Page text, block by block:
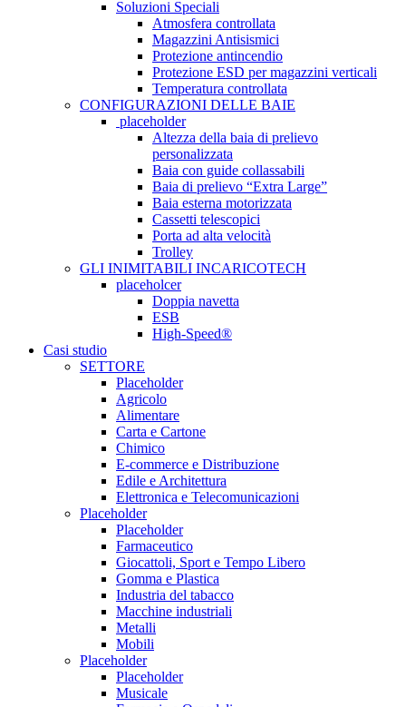
Soluzioni Speciali
Atmosfera controllata
Magazzini Antisismici
Protezione antincendio
Protezione ESD per magazzini verticali
Temperatura controllata
CONFIGURAZIONI DELLE BAIE
placeholder
Altezza della baia di prelievo
personalizzata
Baia con guide collassabili
Baia di prelievo “Extra Large”
Baia esterna motorizzata
Cassetti telescopici
Porta ad alta velocità
Trolley
GLI INIMITABILI INCARICOTECH
placeholcer
Doppia navetta
ESB
High-Speed®
Casi studio
SETTORE
Placeholder
Agricolo
Alimentare
Carta e Cartone
Chimico
E-commerce e Distribuzione
Edile e Architettura
Elettronica e Telecomunicazioni
Placeholder
Placeholder
Farmaceutico
Giocattoli, Sport e Tempo Libero
Gomma e Plastica
Industria del tabacco
Macchine industriali
Metalli
Mobili
Placeholder
Placeholder
Musicale